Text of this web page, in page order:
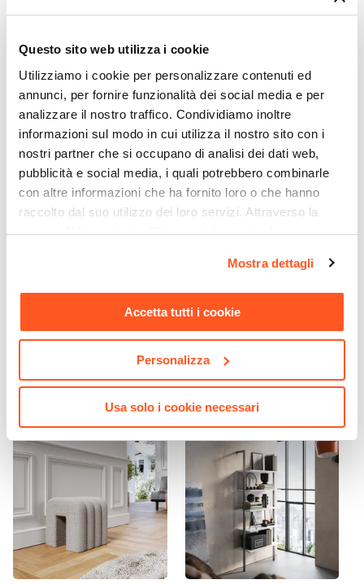
Questo sito web utilizza i cookie
Utilizziamo i cookie per personalizzare contenuti ed
annunci, per fornire funzionalità dei social media e per
analizzare il nostro traffico. Condividiamo inoltre
informazioni sul modo in cui utilizza il nostro sito con i
nostri partner che si occupano di analisi dei dati web,
pubblicità e social media, i quali potrebbero combinarle
con altre informazioni che ha fornito loro o che hanno
raccolto dal suo utilizzo dei loro servizi. Attraverso la
sezione "Mostra dettagli" è possibile gestire le proprie
momento. Per maggiori informazioni si invita a leggere la
nostraCookie Policy.
Mostra dettagli
Accetta tutti i cookie
Personalizza
Usa solo i cookie necessari
al tuo stile di arredamento.
Tavolo fisso
180 x 90 cm
Altezza
74,8 cm
Colore Piano
Grigio pietra
Colore Gambe
Nero
Legno nobilitato
Materiale Gambe
Spessore Piano
38 mm
Assemblato
Sezione Gambe
3 x 10 cm
Posti A Sedere
8 posti
Ti suggeriamo anche
Divano letto in tessuto
grigio chiaro con schienale
e poggiatesta regolabili -
Doyle
€ 258,99
Cuscino 45x45 cm
sfoderabile con motivo in
rilievo beige e grigio
€ 19,47